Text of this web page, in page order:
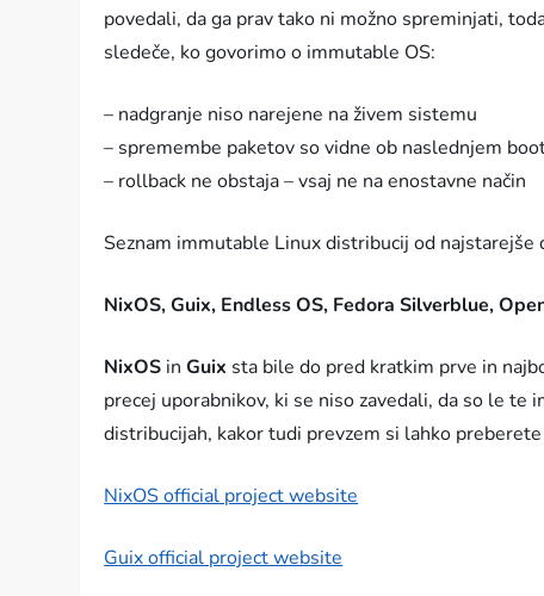
povedali, da ga prav tako ni možno spreminjati,
sledeče, ko govorimo o immutable OS:
– nadgranje niso narejene na živem sistemu
– spremembe paketov so vidne ob naslednjem
– rollback ne obstaja – vsaj ne na enostavne način
Seznam immutable Linux distribucij od najstarejše
NixOS, Guix, Endless OS, Fedora Silverblue,
NixOS inGuix sta bile do pred kratkim prve in
precej uporabnikov, ki se niso zavedali, da so le
distribucijah, kakor tudi prevzem si lahko
NixOS official project website
Guix official project website